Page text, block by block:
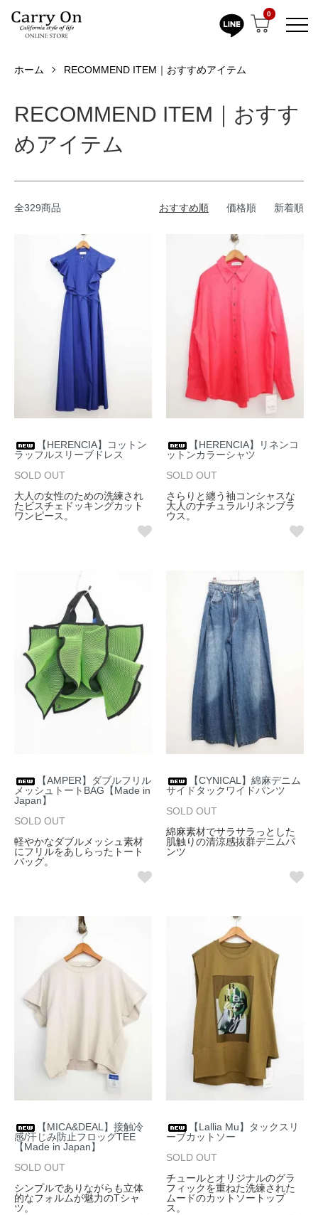
0
ホーム RECOMMEND ITEM｜おすすめアイテム
RECOMMEND ITEM｜おすす
めアイテム
全329商品 おすすめ順 価格順 新着順
【HERENCIA】コットン
ラッフルスリーブドレス
SOLD OUT
大人の女性のための洗練され
たビスチェドッキングカット
ワンピース。
【HERENCIA】リネンコ
ットンカラーシャツ
SOLD OUT
さらりと纏う袖コンシャスな
大人のナチュラルリネンブラ
ウス。
【AMPER】ダブルフリル
メッシュトートBAG【Made in
Japan】
SOLD OUT
軽やかなダブルメッシュ素材
にフリルをあしらったトート
バッグ。
【CYNICAL】綿麻デニム
サイドタックワイドパンツ
SOLD OUT
綿麻素材でサラサラっとした
肌触りの清涼感抜群デニムパ
ンツ
【MICA&DEAL】接触冷
感/汗じみ防止フロッグTEE
【Made in Japan】
SOLD OUT
シンプルでありながらも立体
的なフォルムが魅力のTシャ
ツ。
【Lallia Mu】タックスリ
ーブカットソー
SOLD OUT
チュールとオリジナルのグラ
フィックを重ねた洗練された
ムードのカットソートップ
ス。